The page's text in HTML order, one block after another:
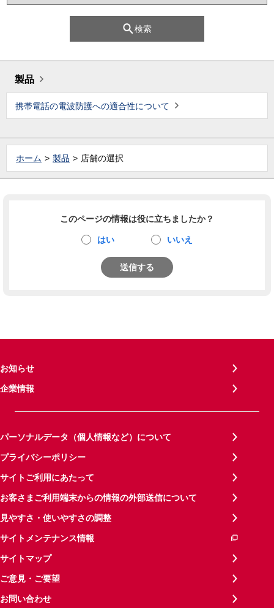
検索
製品
携帯電話の電波防護への適合性について
ホーム 製品 店舗の選択
このページの情報は役に立ちましたか？
はい いいえ
送信する
お知らせ
企業情報
パーソナルデータ（個人情報など）について
プライバシーポリシー
サイトご利用にあたって
お客さまご利用端末からの情報の外部送信について
見やすさ・使いやすさの調整
サイトメンテナンス情報
サイトマップ
ご意見・ご要望
お問い合わせ